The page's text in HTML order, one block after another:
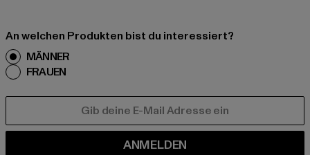
An welchen Produkten bist du interessiert?
MÄNNER
FRAUEN
ANMELDEN